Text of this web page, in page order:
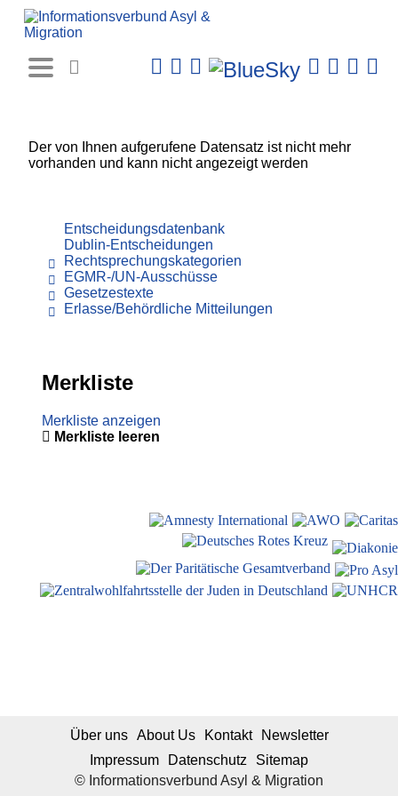
Der von Ihnen aufgerufene Datensatz ist nicht mehr
vorhanden und kann nicht angezeigt werden
Entscheidungsdatenbank
Dublin-Entscheidungen
Rechtsprechungskategorien
EGMR-/UN-Ausschüsse
Gesetzestexte
Erlasse/Behördliche Mitteilungen
Merkliste
Merkliste anzeigen
Merkliste leeren
© Informationsverbund Asyl & Migration
Über uns About Us Kontakt
Newsletter
Impressum
Datenschutz Sitemap